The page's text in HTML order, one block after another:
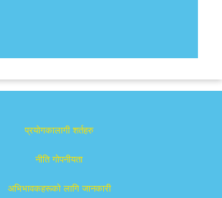
प्रयोगकालागी शर्तहरु
नीति गोपनीयता
अभिभावकहरूको लागि जानकारी